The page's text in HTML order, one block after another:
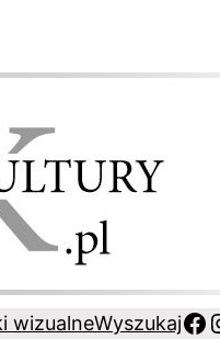
wizualneWyszukaj